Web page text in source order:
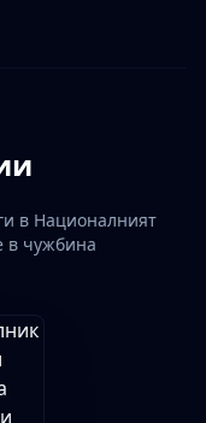
в Националният
в чужбина